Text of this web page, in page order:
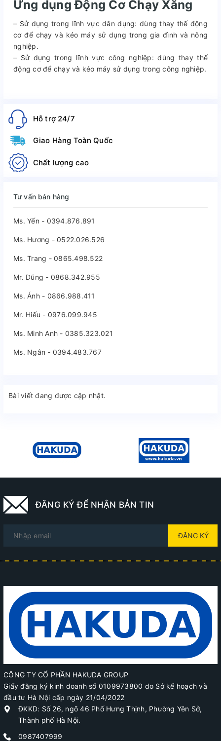
Ứng dụng Động Cơ Chạy Xăng
– Sử dụng trong lĩnh vực dân dụng: dùng thay thế động
cơ để chạy và kéo máy sử dụng trong gia đình và nông
nghiệp.
– Sử dụng trong lĩnh vực công nghiệp: dùng thay thế
động cơ để chạy và kéo máy sử dụng trong công nghiệp.
Hỗ trợ 24/7
Giao Hàng Toàn Quốc
Chất lượng cao
Tư vấn bán hàng
Ms. Yến - 0394.876.891
Ms. Hương - 0522.026.526
Ms. Trang - 0865.498.522
Mr. Dũng - 0868.342.955
Ms. Ánh - 0866.988.411
Mr. Hiếu - 0976.099.945
Ms. Minh Anh - 0385.323.021
Ms. Ngân - 0394.483.767
Bài viết đang được cập nhật.
ĐĂNG KÝ ĐỂ NHẬN BẢN TIN
ĐĂNG KÝ
CÔNG TY CỔ PHẦN HAKUDA GROUP
Giấy đăng ký kinh doanh số 0109973800 do Sở kế hoạch và
đầu tư Hà Nội cấp ngày 21/04/2022
ĐKKD: Số 26, ngõ 46 Phố Hưng Thịnh, Phường Yên Sở,
Thành phố Hà Nội.
0987407999